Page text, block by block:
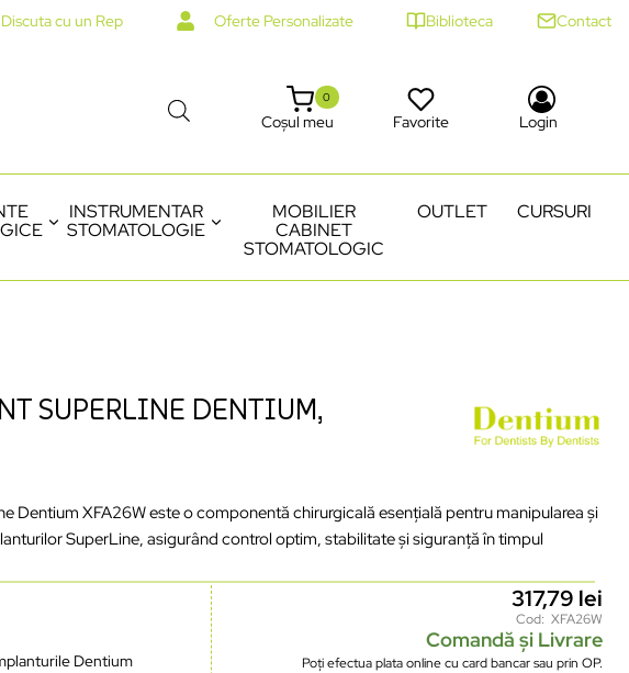
Discuta cu un Rep Oferte Personalizate Biblioteca Contact
Coșul meu
0
Favorite Login
INSTRUMENTAR
STOMATOLOGIE
MOBILIER
CABINET
STOMATOLOGIC
OUTLET CURSURI
SUPERLINE DENTIUM,
Dentium XFA26W este o componentă chirurgicală esențială pentru manipularea și
SuperLine, asigurând control optim, stabilitate și siguranță în timpul
Dentium
317,79 lei
Cod: XFA26W
Comandă și Livrare
Poți efectua plata online cu card bancar sau prin OP.